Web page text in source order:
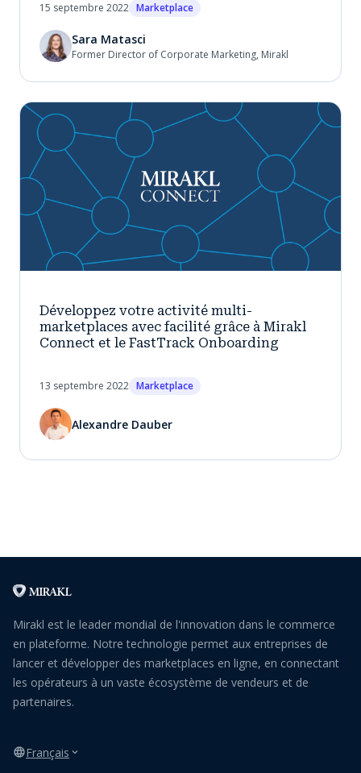
15 septembre 2022 Marketplace
Sara Matasci
Former Director of Corporate Marketing, Mirakl
Développez votre activité multi-
marketplaces avec facilité grâce à Mirakl
Connect et le FastTrack Onboarding
13 septembre 2022 Marketplace
Alexandre Dauber
Mirakl est le leader mondial de l'innovation dans le commerce
en plateforme. Notre technologie permet aux entreprises de
lancer et développer des marketplaces en ligne, en connectant
les opérateurs à un vaste écosystème de vendeurs et de
partenaires.
Français